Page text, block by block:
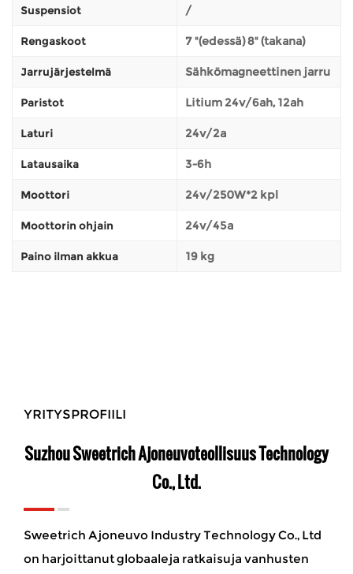
Suspensiot /
Rengaskoot 7 "(edessä) 8" (takana)
Jarrujärjestelmä Sähkömagneettinen jarru
Paristot Litium 24v/6ah, 12ah
Laturi 24v/2a
Latausaika 3-6h
Moottori 24v/250W*2 kpl
Moottorin ohjain 24v/45a
Paino ilman akkua 19 kg
YRITYSPROFIILI
Suzhou Sweetrich Ajoneuvoteollisuus Technology
Co., Ltd.
Sweetrich Ajoneuvo Industry Technology Co., Ltd
on harjoittanut globaaleja ratkaisuja vanhusten